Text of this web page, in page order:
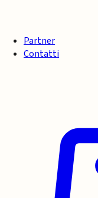
Partner
Contatti